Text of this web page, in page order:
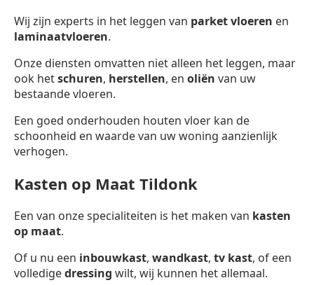
Wij zijn experts in het leggen van parket vloeren en
laminaatvloeren.
Onze diensten omvatten niet alleen het leggen, maar
ook hetschuren, herstellen, en oliën van uw
bestaande vloeren.
Een goed onderhouden houten vloer kan de
schoonheid en waarde van uw woning aanzienlijk
verhogen.
Kasten op Maat Tildonk
Een van onze specialiteiten is het maken van kasten
op maat.
Of u nu een inbouwkast, wandkast, tv kast, of een
volledigedressing wilt, wij kunnen het allemaal.